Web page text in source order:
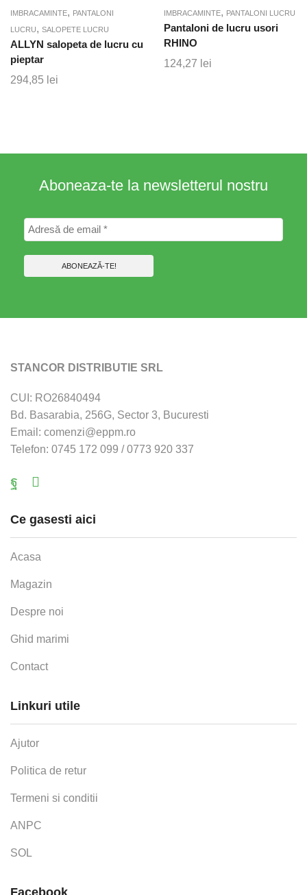
IMBRACAMINTE, PANTALONI
LUCRU, SALOPETE LUCRU
ALLYN salopeta de lucru cu
pieptar
294,85 lei
IMBRACAMINTE, PANTALONI LUCRU
Pantaloni de lucru usori
RHINO
124,27 lei
Aboneaza-te la newsletterul nostru
STANCOR DISTRIBUTIE SRL
CUI: RO26840494
Bd. Basarabia, 256G, Sector 3, Bucuresti
Email: comenzi@eppm.ro
Telefon: 0745 172 099 / 0773 920 337
Facebook
Ce gasesti aici
Acasa
Magazin
Despre noi
Ghid marimi
Contact
Linkuri utile
Ajutor
Politica de retur
Termeni si conditii
ANPC
SOL
Facebook